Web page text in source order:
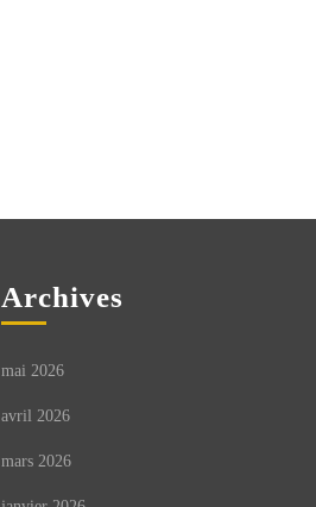
Archives
mai 2026
avril 2026
mars 2026